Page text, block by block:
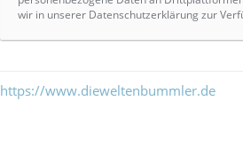
wir in unserer Datenschutzerklärung zur
https://www.dieweltenbummler.de